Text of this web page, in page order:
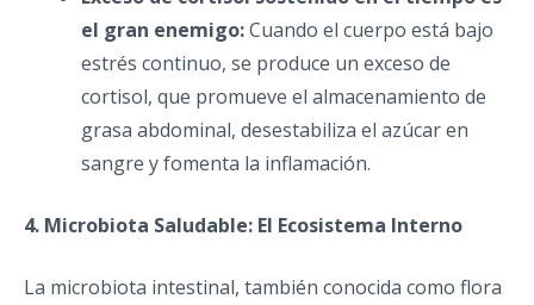
el gran enemigo:Cuando el cuerpo está bajo
estrés continuo, se produce un exceso de
cortisol, que promueve el almacenamiento de
grasa abdominal, desestabiliza el azúcar en
sangre y fomenta la inflamación.
4. Microbiota Saludable: El Ecosistema Interno
La microbiota intestinal, también conocida como flora